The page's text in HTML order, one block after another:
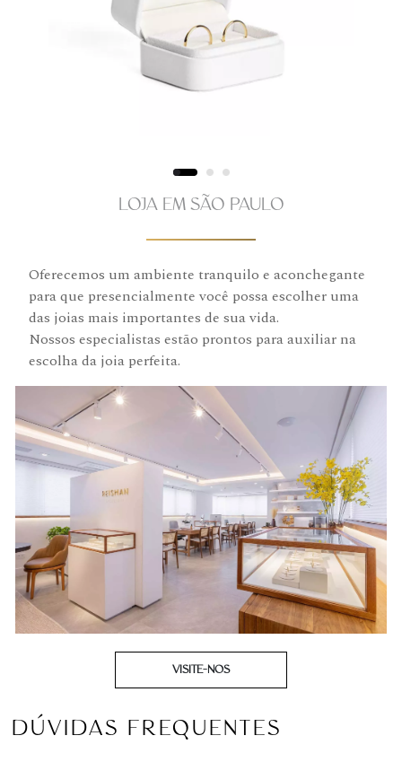
LOJA EM SÃO PAULO
Oferecemos um ambiente tranquilo e aconchegante
para que presencialmente você possa escolher uma
das joias mais importantes de sua vida.
Nossos especialistas estão prontos para auxiliar na
escolha da joia perfeita.
VISITE-NOS
DÚVIDAS FREQUENTES